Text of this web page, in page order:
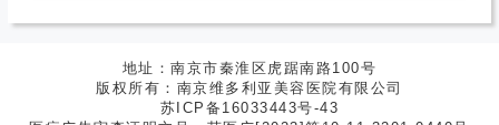
地址：南京市秦淮区虎踞南路100号
版权所有：南京维多利亚美容医院有限公司
苏ICP备16033443号-43